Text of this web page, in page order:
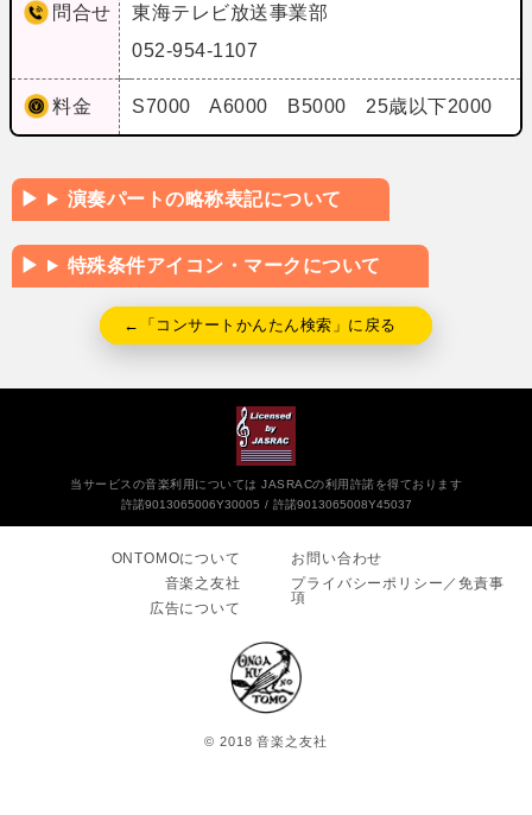
問合せ
東海テレビ放送事業部
052-954-1107
料金 S7000 A6000 B5000 25歳以下2000
演奏パートの略称表記について
特殊条件アイコン・マークについて
←「コンサートかんたん検索」に戻る
当サービスの音楽利用については JASRACの利用許諾を得ております
許諾9013065006Y30005
許諾9013065008Y45037
ONTOMOについて
音楽之友社
広告について
お問い合わせ
プライバシーポリシー／免責事
項
© 2018 音楽之友社